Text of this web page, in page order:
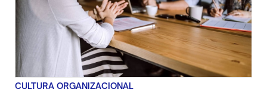
CULTURA ORGANIZACIONAL